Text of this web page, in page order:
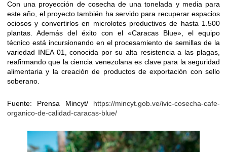
Con una proyección de cosecha de una tonelada y media para
este año, el proyecto también ha servido para recuperar espacios
ociosos y convertirlos en microlotes productivos de hasta 1.500
plantas. Además del éxito con el «Caracas Blue», el equipo
técnico está incursionando en el procesamiento de semillas de la
variedad INEA 01, conocida por su alta resistencia a las plagas,
reafirmando que la ciencia venezolana es clave para la seguridad
alimentaria y la creación de productos de exportación con sello
soberano.
Fuente: Prensa Mincyt/ https://mincyt.gob.ve/ivic-cosecha-cafe-
organico-de-calidad-caracas-blue/